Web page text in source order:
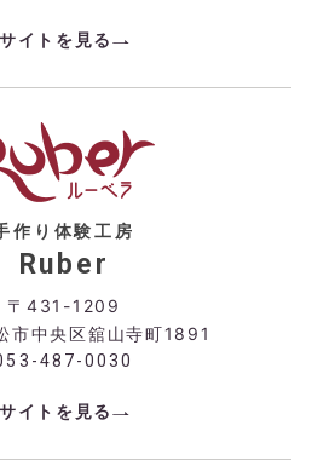
サイトを見る
作り体験工房
Ruber
〒431-1209
市中央区舘山寺町1891
487-0030
サイトを見る